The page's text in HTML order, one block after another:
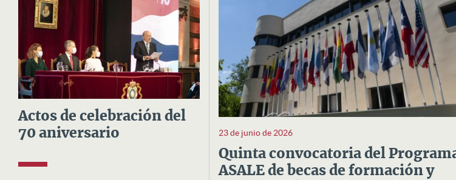
Actos de celebración del
70 aniversario
23 de junio de 2026
Quinta convocatoria del
ASALE de becas de formación y